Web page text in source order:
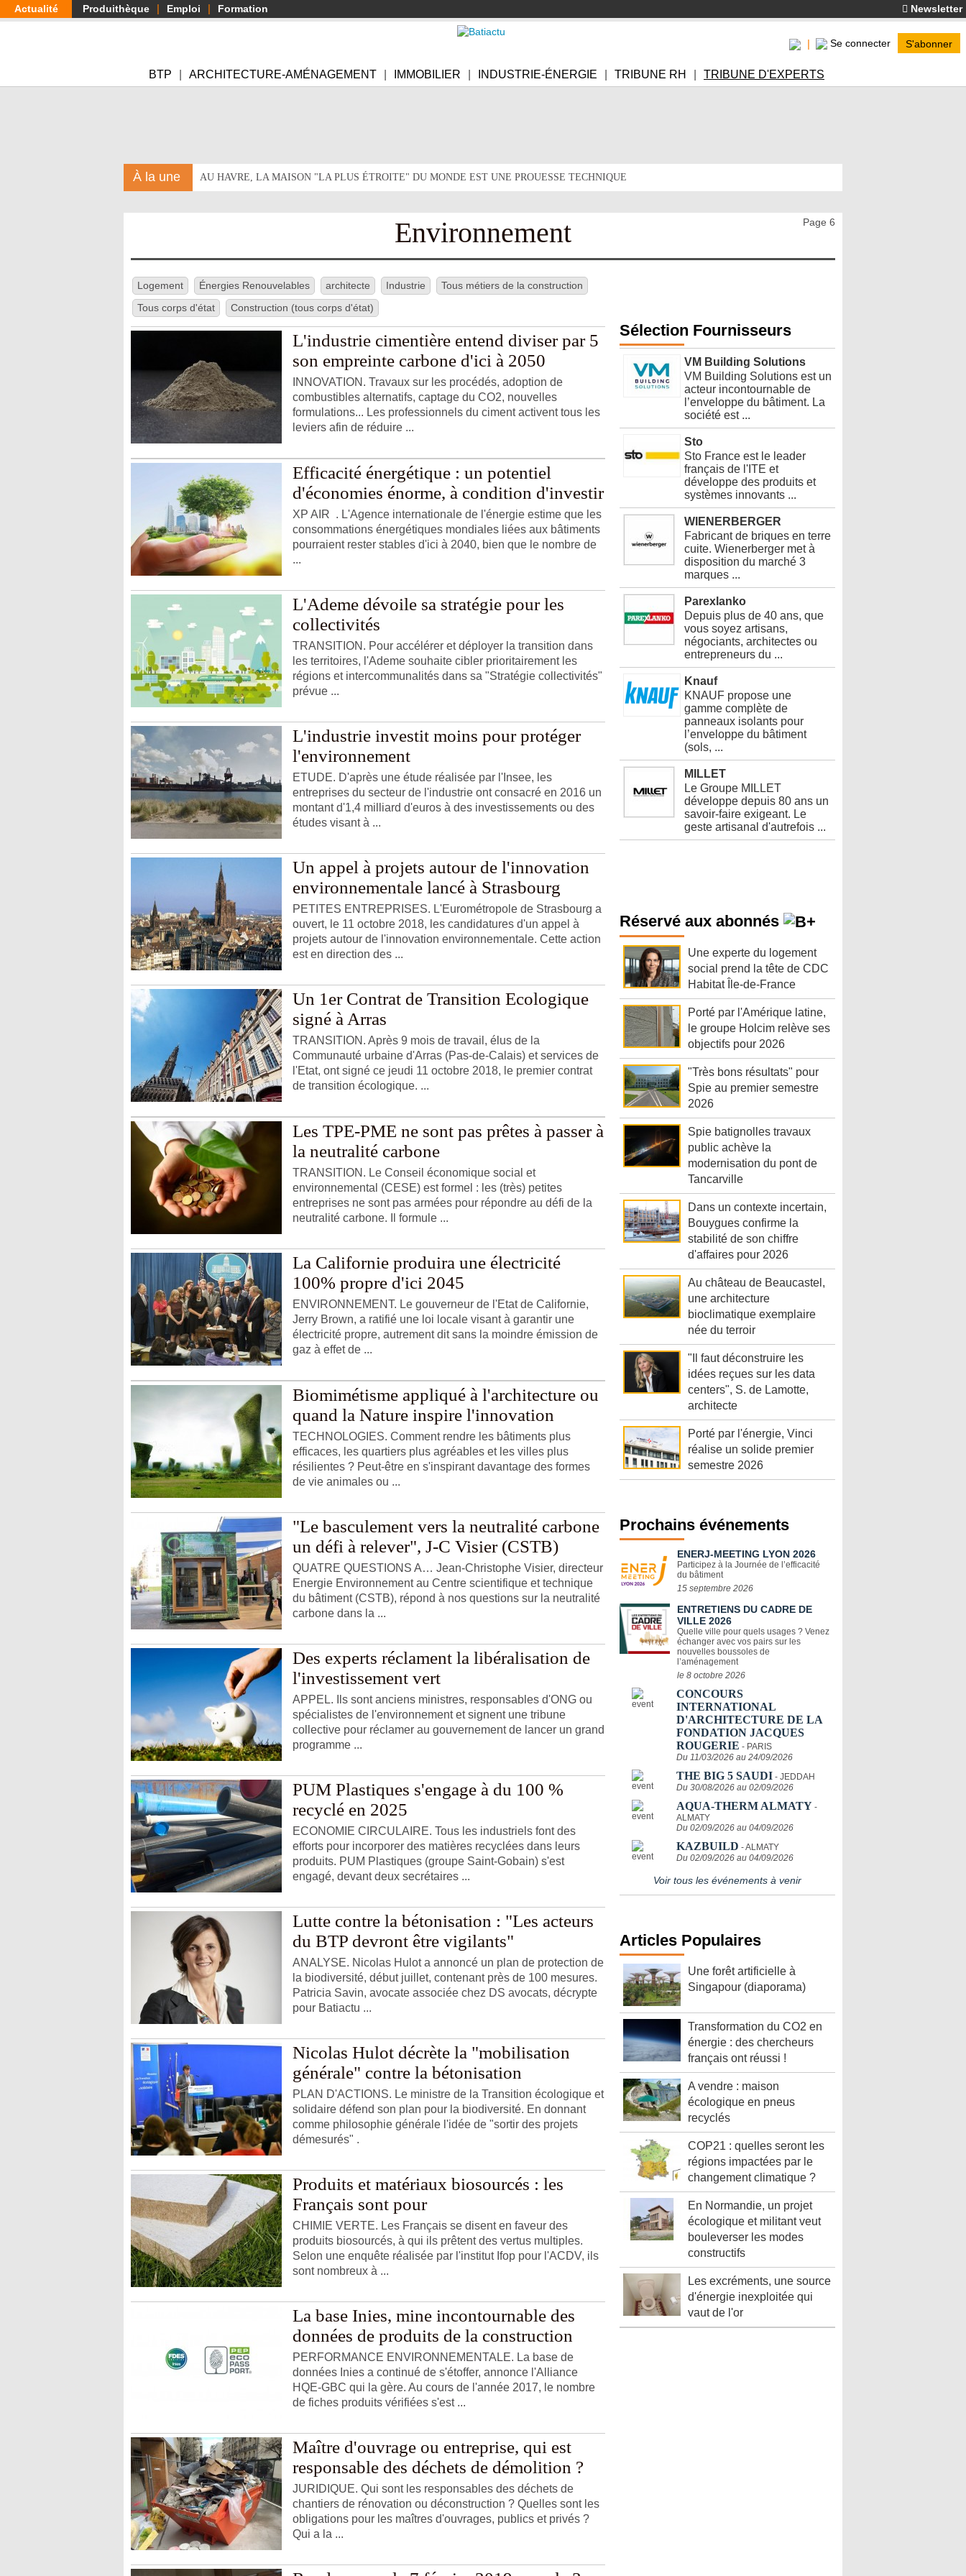
Aller
au
Actualité Produithèque Emploi Formation Newsletter
Se connecter S'abonner
BTP ARCHITECTURE-AMÉNAGEMENT IMMOBILIER INDUSTRIE-ÉNERGIE TRIBUNE RH TRIBUNE D'EXPERTS
À la une AU HAVRE, LA MAISON "LA PLUS ÉTROITE" DU MONDE EST UNE PROUESSE TECHNIQUE
Page 6
Environnement
Logement Énergies Renouvelables architecte Industrie
Tous métiers de la construction
Tous corps d'état
Construction (tous corps d'état)
L'industrie cimentière entend diviser par 5
son empreinte carbone d'ici à 2050
INNOVATION. Travaux sur les procédés, adoption de
combustibles alternatifs, captage du CO2, nouvelles
formulations... Les professionnels du ciment activent tous les
leviers afin de réduire ...
Efficacité énergétique : un potentiel
d'économies énorme, à condition d'investir
XP AIR . L'Agence internationale de l'énergie estime que les
consommations énergétiques mondiales liées aux bâtiments
pourraient rester stables d'ici à 2040, bien que le nombre de
...
L'Ademe dévoile sa stratégie pour les
collectivités
TRANSITION. Pour accélérer et déployer la transition dans
les territoires, l'Ademe souhaite cibler prioritairement les
régions et intercommunalités dans sa "Stratégie collectivités"
prévue ...
L'industrie investit moins pour protéger
l'environnement
ETUDE. D'après une étude réalisée par l'Insee, les
entreprises du secteur de l'industrie ont consacré en 2016 un
montant d'1,4 milliard d'euros à des investissements ou des
études visant à ...
Un appel à projets autour de l'innovation
environnementale lancé à Strasbourg
PETITES ENTREPRISES. L'Eurométropole de Strasbourg a
ouvert, le 11 octobre 2018, les candidatures d'un appel à
projets autour de l'innovation environnementale. Cette action
est en direction des ...
Un 1er Contrat de Transition Ecologique
signé à Arras
TRANSITION. Après 9 mois de travail, élus de la
Communauté urbaine d'Arras (Pas-de-Calais) et services de
l'Etat, ont signé ce jeudi 11 octobre 2018, le premier contrat
de transition écologique. ...
Les TPE-PME ne sont pas prêtes à passer à
la neutralité carbone
TRANSITION. Le Conseil économique social et
environnemental (CESE) est formel : les (très) petites
entreprises ne sont pas armées pour répondre au défi de la
neutralité carbone. Il formule ...
La Californie produira une électricité
100% propre d'ici 2045
ENVIRONNEMENT. Le gouverneur de l'Etat de Californie,
Jerry Brown, a ratifié une loi locale visant à garantir une
électricité propre, autrement dit sans la moindre émission de
gaz à effet de ...
Biomimétisme appliqué à l'architecture ou
quand la Nature inspire l'innovation
TECHNOLOGIES. Comment rendre les bâtiments plus
efficaces, les quartiers plus agréables et les villes plus
résilientes ? Peut-être en s'inspirant davantage des formes
de vie animales ou ...
"Le basculement vers la neutralité carbone
un défi à relever", J-C Visier (CSTB)
QUATRE QUESTIONS A… Jean-Christophe Visier, directeur
Energie Environnement au Centre scientifique et technique
du bâtiment (CSTB), répond à nos questions sur la neutralité
carbone dans la ...
Des experts réclament la libéralisation de
l'investissement vert
APPEL. Ils sont anciens ministres, responsables d'ONG ou
spécialistes de l'environnement et signent une tribune
collective pour réclamer au gouvernement de lancer un grand
programme ...
PUM Plastiques s'engage à du 100 %
recyclé en 2025
ECONOMIE CIRCULAIRE. Tous les industriels font des
efforts pour incorporer des matières recyclées dans leurs
produits. PUM Plastiques (groupe Saint-Gobain) s'est
engagé, devant deux secrétaires ...
Lutte contre la bétonisation : "Les acteurs
du BTP devront être vigilants"
ANALYSE. Nicolas Hulot a annoncé un plan de protection de
la biodiversité, début juillet, contenant près de 100 mesures.
Patricia Savin, avocate associée chez DS avocats, décrypte
pour Batiactu ...
Nicolas Hulot décrète la "mobilisation
générale" contre la bétonisation
PLAN D'ACTIONS. Le ministre de la Transition écologique et
solidaire défend son plan pour la biodiversité. En donnant
comme philosophie générale l'idée de "sortir des projets
démesurés" .
Produits et matériaux biosourcés : les
Français sont pour
CHIMIE VERTE. Les Français se disent en faveur des
produits biosourcés, à qui ils prêtent des vertus multiples.
Selon une enquête réalisée par l'institut Ifop pour l'ACDV, ils
sont nombreux à ...
La base Inies, mine incontournable des
données de produits de la construction
PERFORMANCE ENVIRONNEMENTALE. La base de
données Inies a continué de s'étoffer, annonce l'Alliance
HQE-GBC qui la gère. Au cours de l'année 2017, le nombre
de fiches produits vérifiées s'est ...
Maître d'ouvrage ou entreprise, qui est
responsable des déchets de démolition ?
JURIDIQUE. Qui sont les responsables des déchets de
chantiers de rénovation ou déconstruction ? Quelles sont les
obligations pour les maîtres d'ouvrages, publics et privés ?
Qui a la ...
Sélection Fournisseurs
VM Building Solutions
VM Building Solutions est un
acteur incontournable de
l’enveloppe du bâtiment. La
société est ...
Sto
Sto France est le leader
français de l'ITE et
développe des produits et
systèmes innovants ...
WIENERBERGER
Fabricant de briques en terre
cuite. Wienerberger met à
disposition du marché 3
marques ...
Parexlanko
Depuis plus de 40 ans, que
vous soyez artisans,
négociants, architectes ou
entrepreneurs du ...
Knauf
KNAUF propose une
gamme complète de
panneaux isolants pour
l’enveloppe du bâtiment
(sols, ...
MILLET
Le Groupe MILLET
développe depuis 80 ans un
savoir-faire exigeant. Le
geste artisanal d'autrefois ...
Réservé aux abonnés
Une experte du logement
social prend la tête de CDC
Habitat Île-de-France
Porté par l'Amérique latine,
le groupe Holcim relève ses
objectifs pour 2026
"Très bons résultats" pour
Spie au premier semestre
2026
Spie batignolles travaux
public achève la
modernisation du pont de
Tancarville
Dans un contexte incertain,
Bouygues confirme la
stabilité de son chiffre
d'affaires pour 2026
Au château de Beaucastel,
une architecture
bioclimatique exemplaire
née du terroir
"Il faut déconstruire les
idées reçues sur les data
centers", S. de Lamotte,
architecte
Porté par l'énergie, Vinci
réalise un solide premier
semestre 2026
Prochains événements
ENERJ-MEETING LYON 2026
Participez à la Journée de l’efficacité
du bâtiment
15 septembre 2026
ENTRETIENS DU CADRE DE
VILLE 2026
Quelle ville pour quels usages ? Venez
échanger avec vos pairs sur les
nouvelles boussoles de
l’aménagement
le 8 octobre 2026
CONCOURS
INTERNATIONAL
D'ARCHITECTURE DE LA
FONDATION JACQUES
ROUGERIE - PARIS
Du 11/03/2026 au 24/09/2026
THE BIG 5 SAUDI - JEDDAH
Du 30/08/2026 au 02/09/2026
AQUA-THERM ALMATY -
ALMATY
Du 02/09/2026 au 04/09/2026
KAZBUILD - ALMATY
Du 02/09/2026 au 04/09/2026
Voir tous les événements à venir
Articles Populaires
Une forêt artificielle à
Singapour (diaporama)
Transformation du CO2 en
énergie : des chercheurs
français ont réussi !
A vendre : maison
écologique en pneus
recyclés
COP21 : quelles seront les
régions impactées par le
changement climatique ?
En Normandie, un projet
écologique et militant veut
bouleverser les modes
constructifs
Les excréments, une source
d'énergie inexploitée qui
vaut de l'or